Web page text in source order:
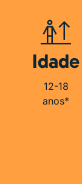
Idade
12-18
anos*